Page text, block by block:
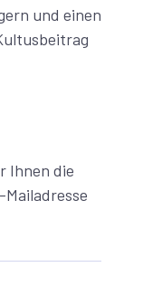
und einen
Ihnen die